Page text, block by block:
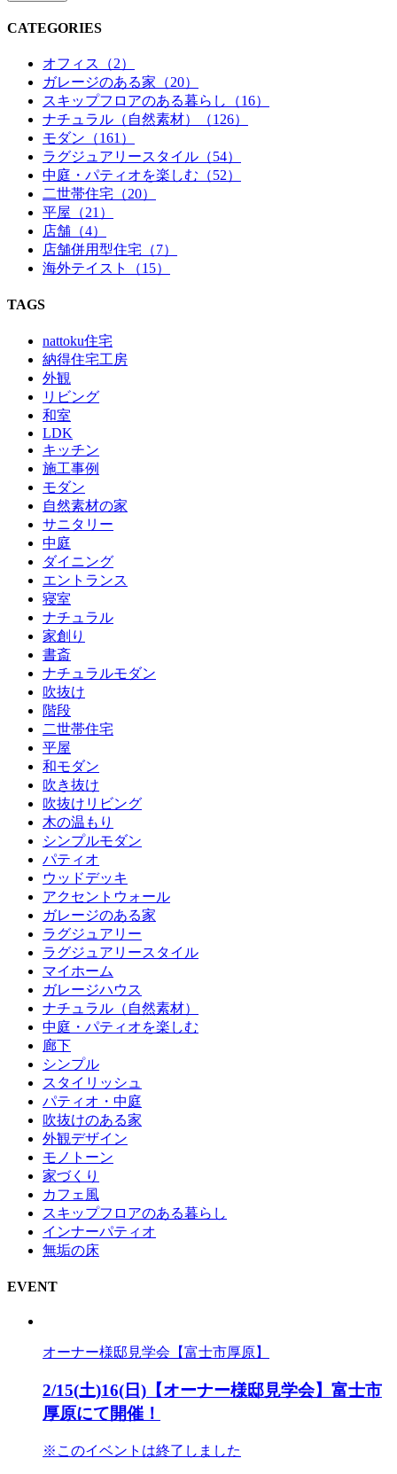
CATEGORIES
オフィス（2）
ガレージのある家（20）
スキップフロアのある暮らし（16）
ナチュラル（自然素材）（126）
モダン（161）
ラグジュアリースタイル（54）
中庭・パティオを楽しむ（52）
二世帯住宅（20）
平屋（21）
店舗（4）
店舗併用型住宅（7）
海外テイスト（15）
TAGS
nattoku住宅
納得住宅工房
外観
リビング
和室
LDK
キッチン
施工事例
モダン
自然素材の家
サニタリー
中庭
ダイニング
エントランス
寝室
ナチュラル
家創り
書斎
ナチュラルモダン
吹抜け
階段
二世帯住宅
平屋
和モダン
吹き抜け
吹抜けリビング
木の温もり
シンプルモダン
パティオ
ウッドデッキ
アクセントウォール
ガレージのある家
ラグジュアリー
ラグジュアリースタイル
マイホーム
ガレージハウス
ナチュラル（自然素材）
中庭・パティオを楽しむ
廊下
シンプル
スタイリッシュ
パティオ・中庭
吹抜けのある家
外観デザイン
モノトーン
家づくり
カフェ風
スキップフロアのある暮らし
インナーパティオ
無垢の床
EVENT
オーナー様邸見学会【富士市厚原】
2/15(土)16(日)【オーナー様邸見学会】富士市
厚原にて開催！
※このイベントは終了しました